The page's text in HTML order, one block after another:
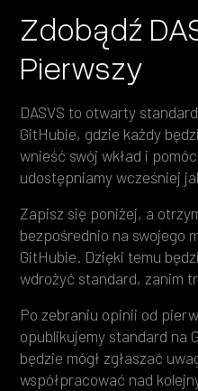
Zdobądź
Pierwszy
DASVS to otwarty
GitHubie, gdzie każdy
wnieść swój wkład i
udostępniamy wcześniej
Zapisz się poniżej, a
bezpośrednio na swojego
GitHubie. Dzięki temu
wdrożyć standard, zanim
Po zebraniu opinii od
opublikujemy standard na
będzie mógł zgłaszać
współpracować nad